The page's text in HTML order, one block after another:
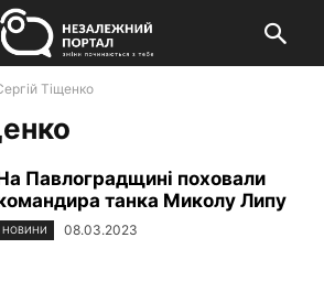
Тіщенко
Павлоградщині поховали
танка Миколу Липу
НОВИНИ 08.03.2023